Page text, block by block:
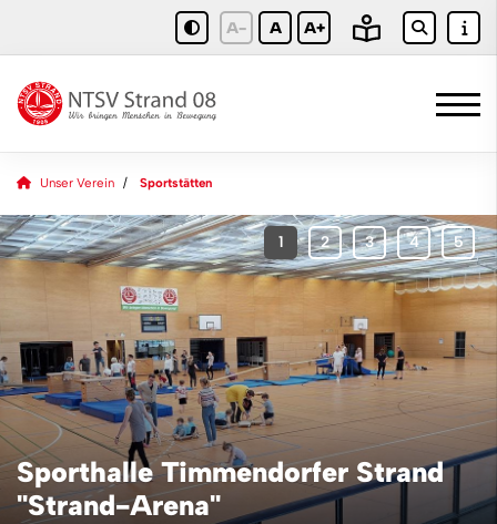
A- A A+
Unser Verein Sportstätten
Sporthalle Timmendorfer Strand
"Strand-Arena"